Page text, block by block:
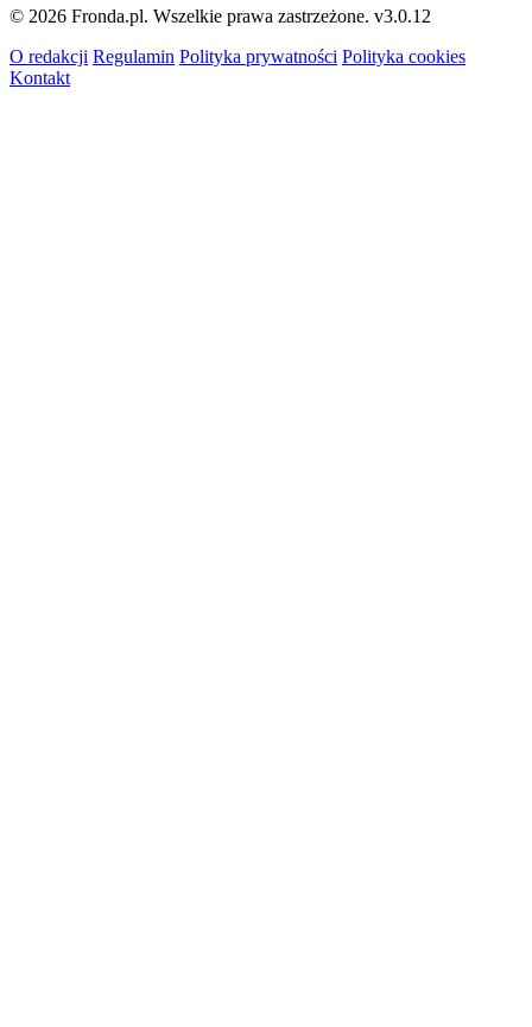
© 2026 Fronda.pl. Wszelkie prawa zastrzeżone. v3.0.12
O redakcji Regulamin Polityka prywatności Polityka cookies
Kontakt